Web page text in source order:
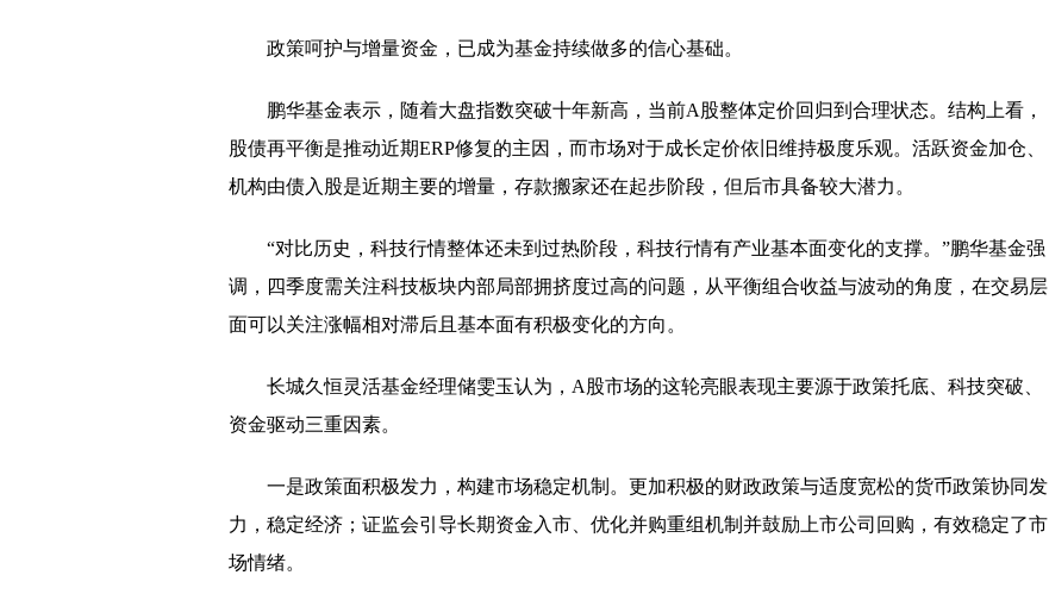
政策呵护与增量资金，已成为基金持续做多的信心基础。
鹏华基金表示，随着大盘指数突破十年新高，当前A股整体定价回归到合理状态。结构上看，
股债再平衡是推动近期ERP修复的主因，而市场对于成长定价依旧维持极度乐观。活跃资金加仓、
机构由债入股是近期主要的增量，存款搬家还在起步阶段，但后市具备较大潜力。
“对比历史，科技行情整体还未到过热阶段，科技行情有产业基本面变化的支撑。”鹏华基金强
调，四季度需关注科技板块内部局部拥挤度过高的问题，从平衡组合收益与波动的角度，在交易层
面可以关注涨幅相对滞后且基本面有积极变化的方向。
长城久恒灵活基金经理储雯玉认为，A股市场的这轮亮眼表现主要源于政策托底、科技突破、
资金驱动三重因素。
一是政策面积极发力，构建市场稳定机制。更加积极的财政政策与适度宽松的货币政策协同发
力，稳定经济；证监会引导长期资金入市、优化并购重组机制并鼓励上市公司回购，有效稳定了市
场情绪。